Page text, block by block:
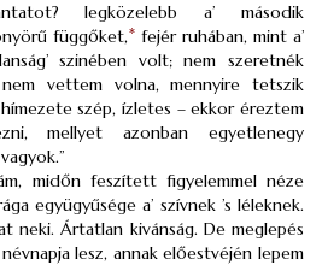
legközelebb a’ második
függőket,* fejér ruhában, mint a’
szinében volt; nem szeretnék
vettem volna, mennyire tetszik
hímezete szép, ízletes – ekkor éreztem
mellyet azonban egyetlenegy
midőn feszített figyelemmel néze
együgyűsége a’ szívnek ’s léleknek.
neki. Ártatlan kivánság. De meglepés
lesz, annak előestvéjén lepem